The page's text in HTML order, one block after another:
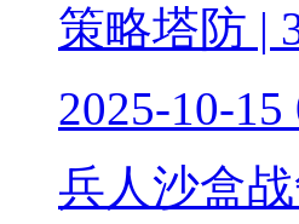
策略塔防 |
2025-10-15
兵人沙盒